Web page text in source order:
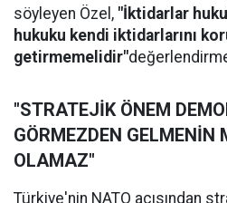
söyleyen Özel, "İktidarlar
hukuku kendi iktidarlarını
getirmemelidir"
"STRATEJİK ÖNEM
GÖRMEZDEN GELMENİN
OLAMAZ"
Türkiye'nin NATO açısından